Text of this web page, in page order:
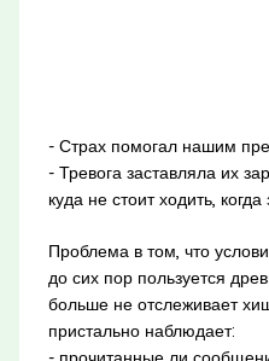
- Страх помогал нашим
- Тревога заставляла их
куда не стоит ходить,
Проблема в том, что
до сих пор пользуется
больше не отслеживает
пристально наблюдает: